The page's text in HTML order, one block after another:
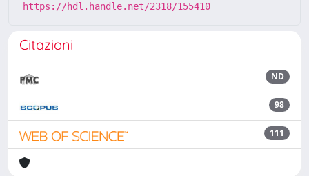
https://hdl.handle.net/2318/155410
Citazioni
ND
98
111